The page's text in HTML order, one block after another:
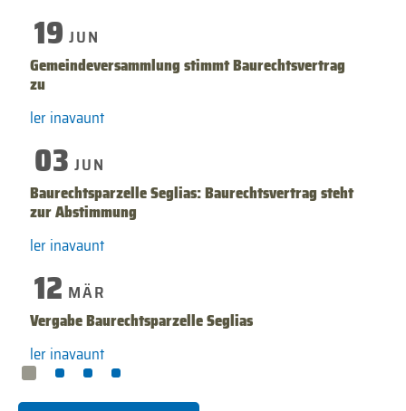
19 JUN
Gemeindeversammlung stimmt Baurechtsvertrag
zu
ler inavaunt
03 JUN
Baurechtsparzelle Seglias: Baurechtsvertrag steht
zur Abstimmung
ler inavaunt
12 MÄR
Vergabe Baurechtsparzelle Seglias
ler inavaunt